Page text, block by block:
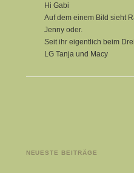
Hi Gabi
Auf dem einem Bild sieht
Jenny oder.
Seit ihr eigentlich beim
LG Tanja und Macy
NEUESTE BEITRÄGE